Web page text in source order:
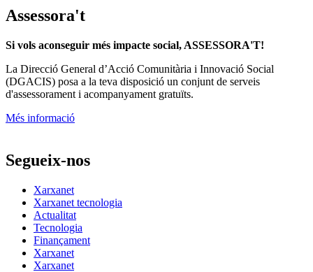
Assessora't
Si vols aconseguir més impacte social, ASSESSORA'T!
La Direcció General d’Acció Comunitària i Innovació Social
(DGACIS) posa a la teva disposició un conjunt de serveis
d'assessorament i acompanyament gratuïts.
Més informació
Segueix-nos
Xarxanet
Xarxanet tecnologia
Actualitat
Tecnologia
Finançament
Xarxanet
Xarxanet